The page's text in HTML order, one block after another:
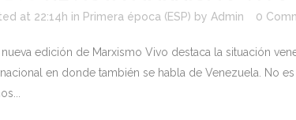
at 22:14h in Primera época (ESP) by Admin 0
nueva edición de Marxismo Vivo destaca la situación
en donde también se habla de Venezuela. No